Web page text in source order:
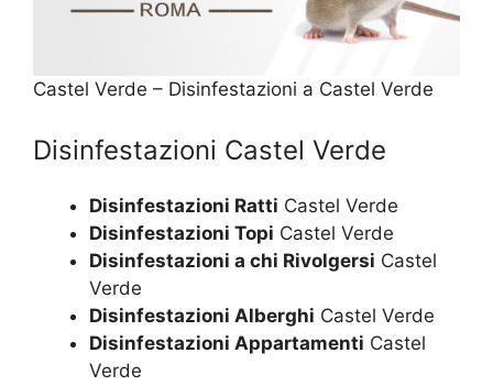
Castel Verde – Disinfestazioni a Castel Verde
Disinfestazioni Castel Verde
Disinfestazioni Ratti Castel Verde
Disinfestazioni Topi Castel Verde
Disinfestazioni a chi Rivolgersi Castel
Verde
Disinfestazioni Alberghi Castel Verde
Disinfestazioni Appartamenti Castel
Verde